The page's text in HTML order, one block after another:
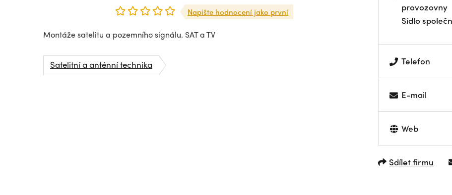
Napište hodnocení jako první
Montáže satelitu a pozemního signálu. SAT a TV
Satelitní a anténní technika
provozovny
Sídlo
Telefon
E-mail
Web
Sdílet firmu